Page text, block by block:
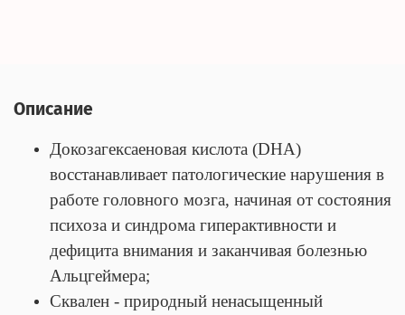
Описание
Докозагексаеновая кислота (DHA)
восстанавливает патологические нарушения в
работе головного мозга, начиная от состояния
психоза и синдрома гиперактивности и
дефицита внимания и заканчивая болезнью
Альцгеймера;
Сквален - природный ненасыщенный